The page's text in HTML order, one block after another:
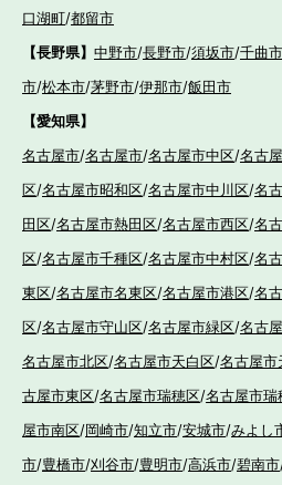
口湖町/都留市
【長野県】 中野市/長野市/須坂市/千曲市
市/松本市/茅野市/伊那市/飯田市
【愛知県】
名古屋市/名古屋市/名古屋市中区/名古
区/名古屋市昭和区/名古屋市中川区/名
田区/名古屋市熱田区/名古屋市西区/名
区/名古屋市千種区/名古屋市中村区/名
東区/名古屋市名東区/名古屋市港区/名
区/名古屋市守山区/名古屋市緑区/名古
名古屋市北区/名古屋市天白区/名古屋市
古屋市東区/名古屋市瑞穂区/名古屋市瑞
屋市南区/岡崎市/知立市/安城市/みよし
市/豊橋市/刈谷市/豊明市/高浜市/碧南市